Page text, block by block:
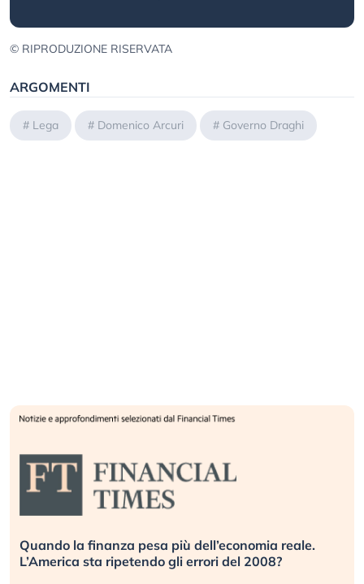
© RIPRODUZIONE RISERVATA
ARGOMENTI
# Lega # Domenico Arcuri # Governo Draghi
Quando la finanza pesa più dell’economia reale.
L’America sta ripetendo gli errori del 2008?